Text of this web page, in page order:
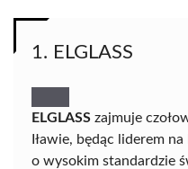
1. ELGLASS
ELGLASS zajmuje
Iławie, będąc liderem
o wysokim standardzie